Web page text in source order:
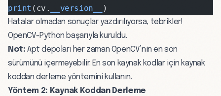
print (cv. __version__ )
Hatalar olmadan sonuçlar yazdırılıyorsa, tebrikler!
OpenCV-Python başarıyla kuruldu.
Not: Apt depoları her zaman OpenCV’nin en son
sürümünü içermeyebilir. En son kaynak kodlar için kaynak
koddan derleme yöntemini kullanın.
Yöntem 2: Kaynak Koddan Derleme